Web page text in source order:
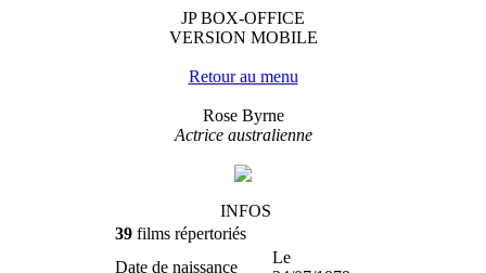
JP BOX-OFFICE
VERSION MOBILE
Retour au menu
Rose Byrne
Actrice australienne
INFOS
39films répertoriés
Date de naissance
Le